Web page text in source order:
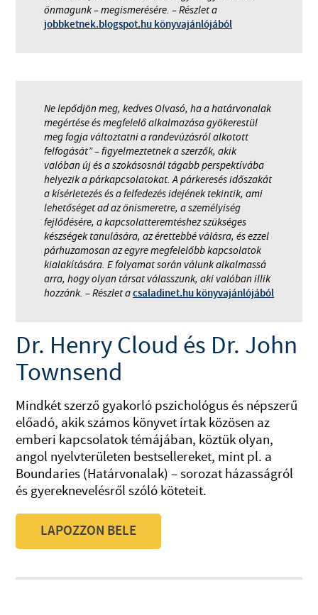
önmagunk – megismerésére. – Részlet a
jobbketnek.blogspot.hu könyvajánlójából
Ne lepődjön meg, kedves Olvasó, ha a határvonalak
megértése és megfelelő alkalmazása gyökerestül
meg fogja változtatni a randevúzásról alkotott
felfogását” – figyelmeztetnek a szerzők, akik
valóban új és a szokásosnál tágabb perspektívába
helyezik a párkapcsolatokat. A párkeresés időszakát
a kísérletezés és a felfedezés idejének tekintik, ami
lehetőséget ad az önismeretre, a személyiség
fejlődésére, a kapcsolatteremtéshez szükséges
készségek tanulására, az érettebbé válásra, és ezzel
párhuzamosan az egyre megfelelőbb kapcsolatok
kialakítására. E folyamat során válunk alkalmassá
arra, hogy olyan társat válasszunk, aki valóban illik
hozzánk. – Részlet acsaladinet.hu könyvajánlójából
Dr. Henry Cloud és Dr. John
Townsend
Mindkét szerző gyakorló pszichológus és népszerű
előadó, akik számos könyvet írtak közösen az
emberi kapcsolatok témájában, köztük olyan,
angol nyelvterületen bestsellereket, mint pl. a
Boundaries (Határvonalak) – sorozat házasságról
és gyereknevelésről szóló köteteit.
LAPOZZON BELE